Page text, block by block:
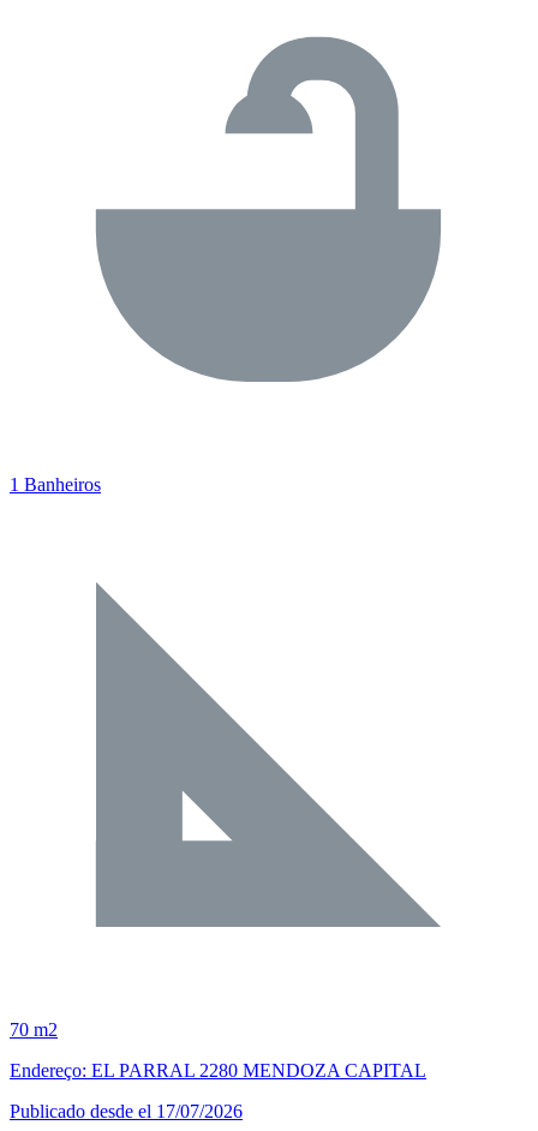
1 Banheiros
70 m2
Endereço: EL PARRAL 2280 MENDOZA CAPITAL
Publicado desde el 17/07/2026